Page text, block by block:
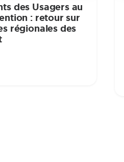
des Usagers au
: retour sur
régionales des